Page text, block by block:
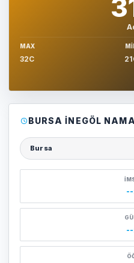
MAX
32C
BURSA İNEGÖL
Şehir seçin